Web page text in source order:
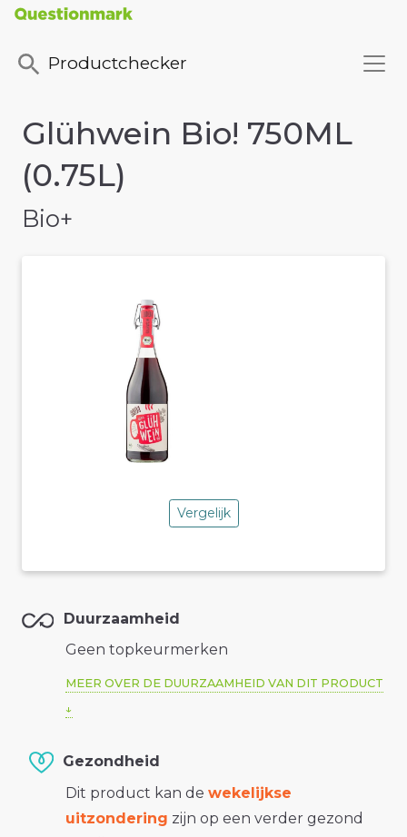
Productchecker
Glühwein Bio! 750ML
(0.75L)
Bio+
Vergelijk
Duurzaamheid
Geen topkeurmerken
MEER OVER DE DUURZAAMHEID VAN DIT PRODUCT
Gezondheid
Dit product kan de wekelijkse
uitzondering zijn op een verder gezond